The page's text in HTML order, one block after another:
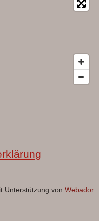
Unterstützung von Webador